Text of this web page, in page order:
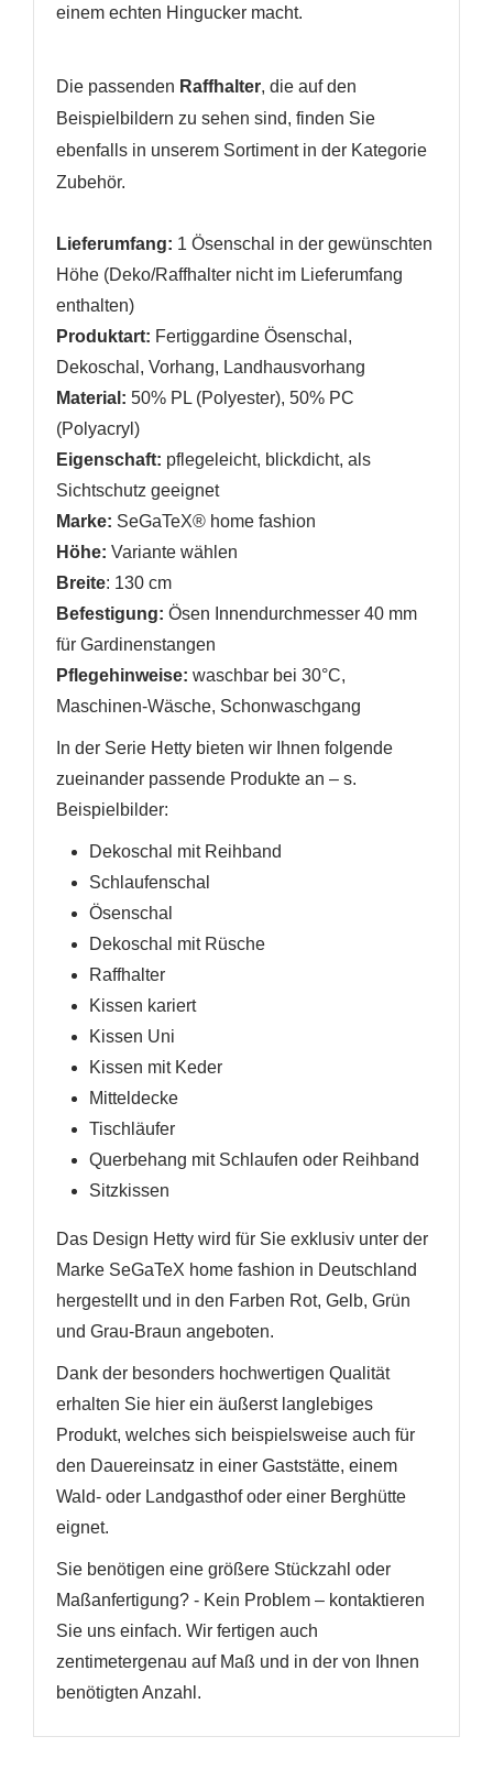
einem echten Hingucker macht.
Die passenden Raffhalter, die auf den
Beispielbildern zu sehen sind, finden Sie
ebenfalls in unserem Sortiment in der Kategorie
Zubehör.
Lieferumfang: 1 Ösenschal in der gewünschten
Höhe (Deko/Raffhalter nicht im Lieferumfang
enthalten)
Produktart: Fertiggardine Ösenschal,
Dekoschal, Vorhang, Landhausvorhang
Material: 50% PL (Polyester), 50% PC
(Polyacryl)
Eigenschaft: pflegeleicht, blickdicht, als
Sichtschutz geeignet
Marke: SeGaTeX® home fashion
Höhe: Variante wählen
Breite: 130 cm
Befestigung: Ösen Innendurchmesser 40 mm
für Gardinenstangen
Pflegehinweise: waschbar bei 30°C,
Maschinen-Wäsche, Schonwaschgang
In der Serie Hetty bieten wir Ihnen folgende
zueinander passende Produkte an – s.
Beispielbilder:
Dekoschal mit Reihband
Schlaufenschal
Ösenschal
Dekoschal mit Rüsche
Raffhalter
Kissen kariert
Kissen Uni
Kissen mit Keder
Mitteldecke
Tischläufer
Querbehang mit Schlaufen oder Reihband
Sitzkissen
Das Design Hetty wird für Sie exklusiv unter der
Marke SeGaTeX home fashion in Deutschland
hergestellt und in den Farben Rot, Gelb, Grün
und Grau-Braun angeboten.
Dank der besonders hochwertigen Qualität
erhalten Sie hier ein äußerst langlebiges
Produkt, welches sich beispielsweise auch für
den Dauereinsatz in einer Gaststätte, einem
Wald- oder Landgasthof oder einer Berghütte
eignet.
Sie benötigen eine größere Stückzahl oder
Maßanfertigung? - Kein Problem – kontaktieren
Sie uns einfach. Wir fertigen auch
zentimetergenau auf Maß und in der von Ihnen
benötigten Anzahl.
AUF MEINE WUNSCHLISTE
WUNSCHLISTE ERSTELLEN
Name der Wunschliste
Wunschliste
erstellen
ANMELDEN
Sie müssen angemeldet sein, um Artikel Ihrer
Wunschliste hinzufügen zu können.
Anmelden